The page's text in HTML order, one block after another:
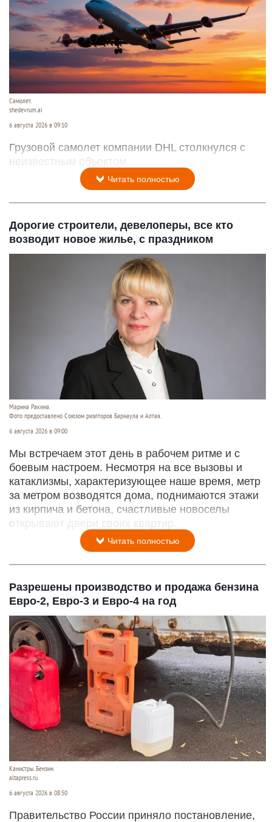
Самолет.
shedevrum.ai
6 августа 2026 в 09:10
Грузовой самолет компании DHL столкнулся с
неизвестным объектом.
Читать полностью
Дорогие строители, девелоперы, все кто
возводит новое жилье, с праздником
Марина Ракина.
Фото предоставлено Союзом риэлторов Барнаула и Алтая.
6 августа 2026 в 09:00
Мы встречаем этот день в рабочем ритме и с
боевым настроем. Несмотря на все вызовы и
катаклизмы, характеризующее наше время, метр
за метром возводятся дома, поднимаются этажи
из кирпича и бетона, счастливые новоселы
открывают двери своих квартир.
Читать полностью
Разрешены производство и продажа бензина
Евро-2, Евро-3 и Евро-4 на год
Канистры. Бензин.
altapress.ru
6 августа 2026 в 08:50
Правительство России приняло постановление,